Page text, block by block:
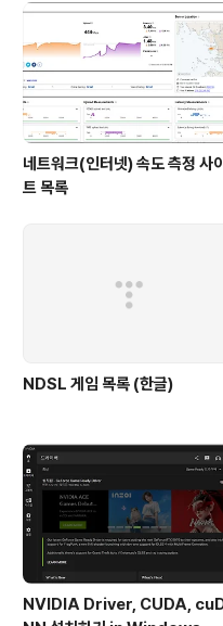
네트워크(인터넷) 속도 측정 사이
트 목록
NDSL 게임 목록 (한글)
NVIDIA Driver, CUDA,